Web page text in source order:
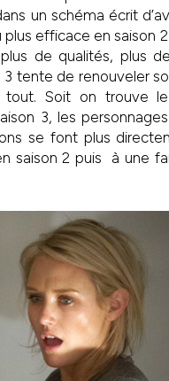
un schéma écrit
efficace en saison
de qualités, plus
3 tente de renouveler
Soit on trouve le
3, les
se font plus
saison 2 puis à une